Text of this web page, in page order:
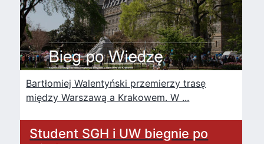
Bartłomiej Walentyński przemierzy trasę
między Warszawą a Krakowem. W ...
Student SGH i UW biegnie po